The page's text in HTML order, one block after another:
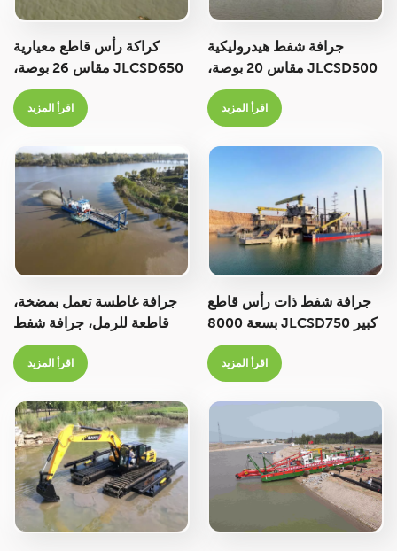
جرافة شفط هيدروليكية
JLCSD500 مقاس 20 بوصة،
سعة 4000 متر مكعب/ساعة،
لأعمال التجريف والتعدين
اقرأ المزيد
كراكة رأس قاطع معيارية
JLCSD650 مقاس 26 بوصة،
سعة 6000 متر مكعب/ساعة،
مناسبة لأعمال التجريف في
الأنهار والبحيرات والبحار
والموانئ
اقرأ المزيد
جرافة شفط ذات رأس قاطع
كبير JLCSD750 بسعة 8000
متر مكعب/ساعة لأعمال
التجريف والتعدين في البحار
والأنهار والبحيرات
اقرأ المزيد
جرافة غاطسة تعمل بمضخة،
قاطعة للرمل، جرافة شفط
لعمق تجريف أكبر
اقرأ المزيد